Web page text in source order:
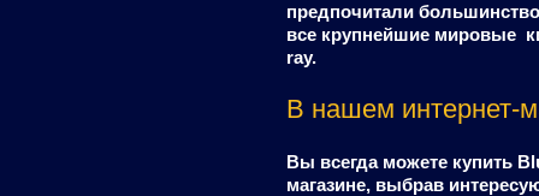
предпочитали
все крупнейшие мировые
ray.
В нашем интернет-
Вы всегда можете купить
магазине, выбрав